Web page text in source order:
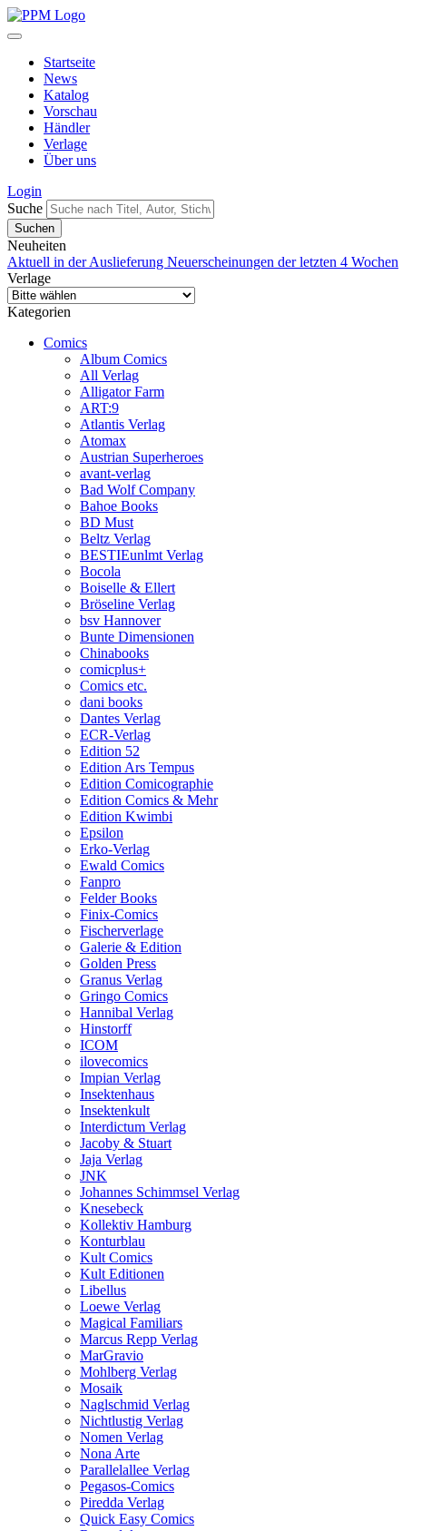
Startseite
News
Katalog
Vorschau
Händler
Verlage
Über uns
Login
Suche
Neuheiten
Aktuell in der Auslieferung Neuerscheinungen der letzten 4 Wochen
Verlage
Kategorien
Comics
Album Comics
All Verlag
Alligator Farm
ART:9
Atlantis Verlag
Atomax
Austrian Superheroes
avant-verlag
Bad Wolf Company
Bahoe Books
BD Must
Beltz Verlag
BESTIEunlmt Verlag
Bocola
Boiselle & Ellert
Bröseline Verlag
bsv Hannover
Bunte Dimensionen
Chinabooks
comicplus+
Comics etc.
dani books
Dantes Verlag
ECR-Verlag
Edition 52
Edition Ars Tempus
Edition Comicographie
Edition Comics & Mehr
Edition Kwimbi
Epsilon
Erko-Verlag
Ewald Comics
Fanpro
Felder Books
Finix-Comics
Fischerverlage
Galerie & Edition
Golden Press
Granus Verlag
Gringo Comics
Hannibal Verlag
Hinstorff
ICOM
ilovecomics
Impian Verlag
Insektenhaus
Insektenkult
Interdictum Verlag
Jacoby & Stuart
Jaja Verlag
JNK
Johannes Schimmsel Verlag
Knesebeck
Kollektiv Hamburg
Konturblau
Kult Comics
Kult Editionen
Libellus
Loewe Verlag
Magical Familiars
Marcus Repp Verlag
MarGravio
Mohlberg Verlag
Mosaik
Naglschmid Verlag
Nichtlustig Verlag
Nomen Verlag
Nona Arte
Parallelallee Verlag
Pegasos-Comics
Piredda Verlag
Quick Easy Comics